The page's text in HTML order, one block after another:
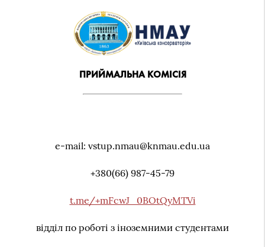
ПРИЙМАЛЬНА КОМІСІЯ
e-mail: vstup.nmau@knmau.edu.ua
+380(66) 987-45-79
t.me/+mFcwJ_0BOtQyMTVi
відділ по роботі з іноземними студентами